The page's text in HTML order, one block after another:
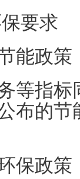
要求
能政策
等指
公布的
保政策